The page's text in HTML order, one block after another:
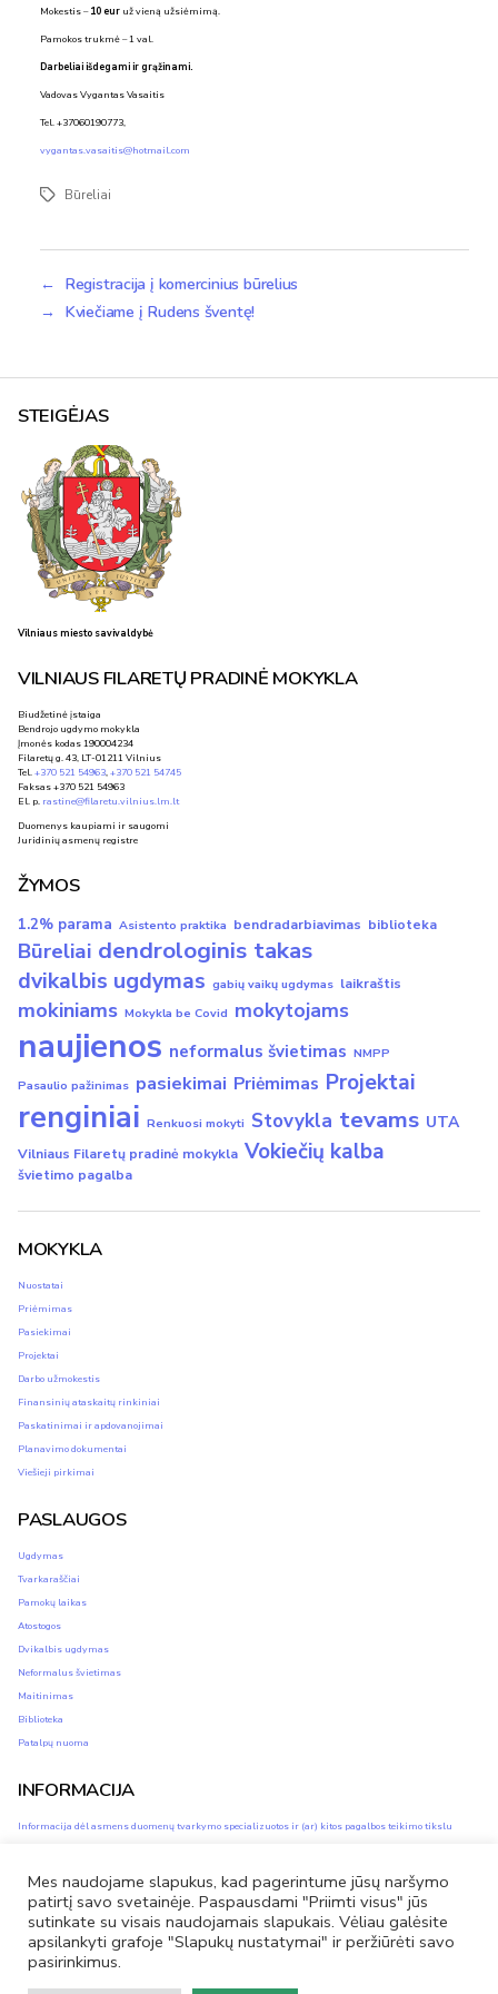
Mokestis –10 eur už vieną užsiėmimą.
Pamokos trukmė – 1 val.
Darbeliai išdegami ir grąžinami.
Vadovas Vygantas Vasaitis
Tel. +37060190773,
vygantas.vasaitis@hotmail.com
ŽymosBūreliai
← Registracija į komercinius būrelius
→ Kviečiame į Rudens šventę!
STEIGĖJAS
Vilniaus miesto savivaldybė
VILNIAUS FILARETŲ PRADINĖ MOKYKLA
Biudžetinė įstaiga
Bendrojo ugdymo mokykla
Įmonės kodas 190004234
Filaretų g. 43, LT-01211 Vilnius
Tel.+370 521 54963,+370 521 54745
Faksas +370 521 54963
El. p. rastine@filaretu.vilnius.lm.lt
Duomenys kaupiami ir saugomi
Juridinių asmenų registre
ŽYMOS
1.2% parama Asistento praktika bendradarbiavimas biblioteka
Būreliai dendrologinis takas
dvikalbis ugdymas gabių vaikų ugdymas laikraštis
mokiniams Mokykla be Covid mokytojams
naujienos neformalus švietimas NMPP
Pasaulio pažinimas pasiekimai Priėmimas Projektai
renginiai Renkuosi mokyti Stovykla tevams UTA
Vilniaus Filaretų pradinė mokykla Vokiečių kalba
švietimo pagalba
MOKYKLA
Nuostatai
Priėmimas
Pasiekimai
Projektai
Darbo užmokestis
Finansinių ataskaitų rinkiniai
Paskatinimai ir apdovanojimai
Planavimo dokumentai
Viešieji pirkimai
PASLAUGOS
Ugdymas
Tvarkaraščiai
Pamokų laikas
Atostogos
Dvikalbis ugdymas
Neformalus švietimas
Maitinimas
Biblioteka
Patalpų nuoma
INFORMACIJA
Informacija dėl asmens duomenų tvarkymo specializuotos ir (ar) kitos pagalbos teikimo tikslu
Privatumo ir slapukų naudojimo politika
Savivaldybės vidinis informacijos apie pažeidimus teikimo kanalas (vidinis kanalas)
Facebook
El. Tel.
Mes naudojame slapukus, kad pagerintume jūsų naršymo
patirtį savo svetainėje. Paspausdami "Priimti visus" jūs
sutinkate su visais naudojamais slapukais. Vėliau galėsite
apsilankyti grafoje "Slapukų nustatymai" ir peržiūrėti savo
pasirinkimus.